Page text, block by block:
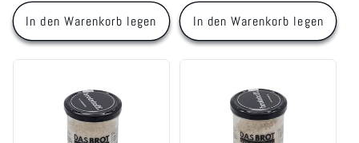
In den Warenkorb legen In den Warenkorb legen